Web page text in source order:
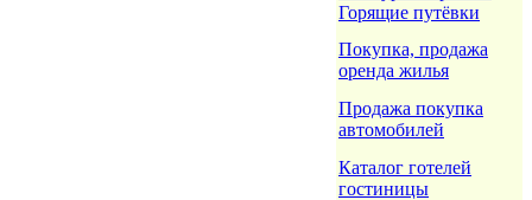
Горящие путёвки
Покупка, продажа
оренда жилья
Продажа покупка
автомобилей
Каталог готелей
гостиницы